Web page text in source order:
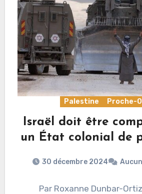
Palestine Proche-
Israël doit être
un État colonial de
30 décembre 2024
Par Roxanne Dunbar-